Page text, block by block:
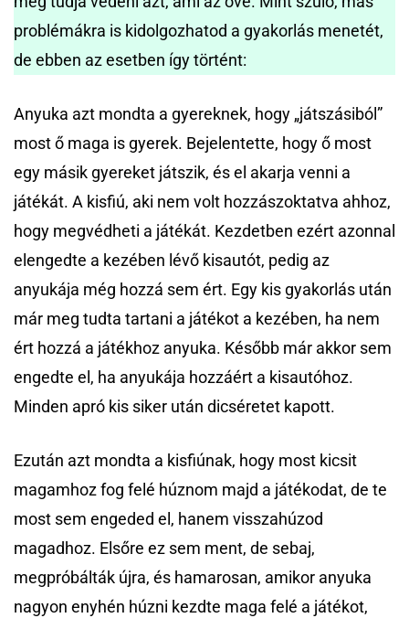
problémákra is kidolgozhatod a gyakorlás menetét,
de ebben az esetben így történt:
Anyuka azt mondta a gyereknek, hogy „játszásiból”
most ő maga is gyerek. Bejelentette, hogy ő most
egy másik gyereket játszik, és el akarja venni a
játékát. A kisfiú, aki nem volt hozzászoktatva ahhoz,
hogy megvédheti a játékát. Kezdetben ezért azonnal
elengedte a kezében lévő kisautót, pedig az
anyukája még hozzá sem ért. Egy kis gyakorlás után
már meg tudta tartani a játékot a kezében, ha nem
ért hozzá a játékhoz anyuka. Később már akkor sem
engedte el, ha anyukája hozzáért a kisautóhoz.
Minden apró kis siker után dicséretet kapott.
Ezután azt mondta a kisfiúnak, hogy most kicsit
magamhoz fog felé húznom majd a játékodat, de te
most sem engeded el, hanem visszahúzod
magadhoz. Elsőre ez sem ment, de sebaj,
megpróbálták újra, és hamarosan, amikor anyuka
nagyon enyhén húzni kezdte maga felé a játékot,